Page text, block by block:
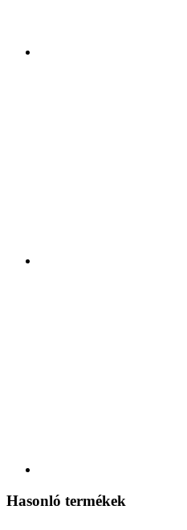
Hasonló termékek